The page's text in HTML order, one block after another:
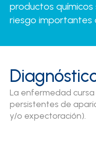
productos
riesgo importantes
La enfermedad
persistentes de
y/o expectoración).